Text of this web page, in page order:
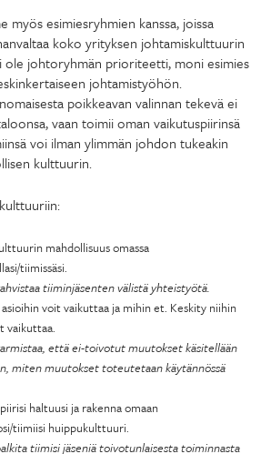
myös esimiesryhmien kanssa, joissa
koko yrityksen johtamiskulttuurin
ole johtoryhmän prioriteetti, moni esimies
johtamistyöhön.
poikkeavan valinnan tekevä ei
vaan toimii oman vaikutuspiirinsä
voi ilman ylimmän johdon tukeakin
kulttuurin.
mahdollisuus omassa
tiimissäsi.
tiiminjäsenten välistä yhteistyötä.
voit vaikuttaa ja mihin et. Keskity niihin
vaikuttaa.
että ei-toivotut muutokset käsitellään
miten muutokset toteutetaan käytännössä
haltuusi ja rakenna omaan
tiimiisi huippukulttuuri.
tiimisi jäseniä toivotunlaisesta toiminnasta